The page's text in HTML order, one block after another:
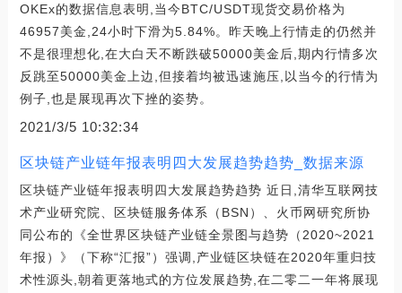
OKEx的数据信息表明,当今BTC/USDT现货交易价格为
46957美金,24小时下滑为5.84%。昨天晚上行情走的仍然并
不是很理想化,在大白天不断跌破50000美金后,期内行情多次
反跳至50000美金上边,但接着均被迅速施压,以当今的行情为
例子,也是展现再次下挫的姿势。
2021/3/5 10:32:34
区块链产业链年报表明四大发展趋势趋势_数据来源
区块链产业链年报表明四大发展趋势趋势 近日,清华互联网技
术产业研究院、区块链服务体系（BSN）、火币网研究所协
同公布的《全世界区块链产业链全景图与趋势（2020~2021
年报）》（下称“汇报”）强调,产业链区块链在2020年重归技
术性源头,朝着更落地式的方位发展趋势,在二零二一年将展现